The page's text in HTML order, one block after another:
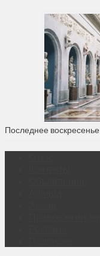
Последнее